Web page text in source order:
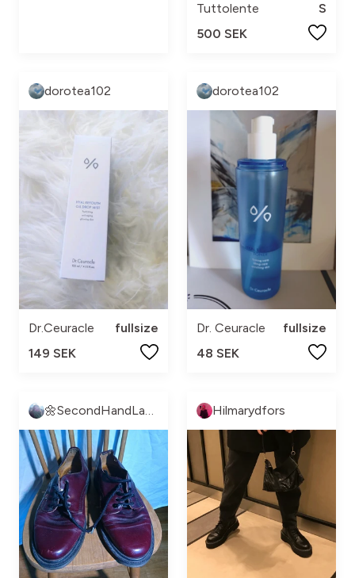
Tuttolente
S
500 SEK
dorotea102
Dr.Ceuracle
fullsize
149 SEK
dorotea102
Dr. Ceuracle
fullsize
48 SEK
Hilmarydfors